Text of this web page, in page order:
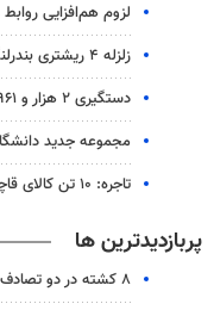
لزوم هم‌افزایی
زلزله ۴ ریشتری بندرلنگه را لرزاند
دستگیری ۲ هزار و ۹۶۱ سارق در آذربایجان‌شرقی
مجموعه جدید
تاجره: ۱۰ تن کالای قاچاق به ارزش ۱۰۰ میلیارد ریال در اراک کشف شد
پربازدیدترین ها
۸ کشته در دو تصادف شب گذشته